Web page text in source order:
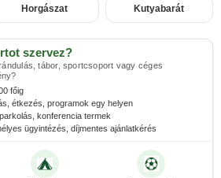
Horgászat Kutyabarát
szervez?
tábor, sportcsoport vagy céges
főig
étkezés, programok egy helyen
konferencia termek
ügyintézés, díjmentes ajánlatkérés